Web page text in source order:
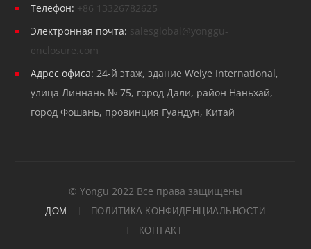
Телефон: +86 13326782625
Электронная почта: salesglobal@yonggu-
enclosure.com
Адрес офиса: 24-й этаж, здание Weiye International,
улица Линнань № 75, город Дали, район Наньхай,
город Фошань, провинция Гуандун, Китай
© Yongu 2022 Все права защищены
ДОМ
ПОЛИТИКА КОНФИДЕНЦИАЛЬНОСТИ
КОНТАКТ